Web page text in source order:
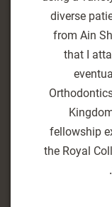
diverse
from Ain
that I
fellowship
the Royal